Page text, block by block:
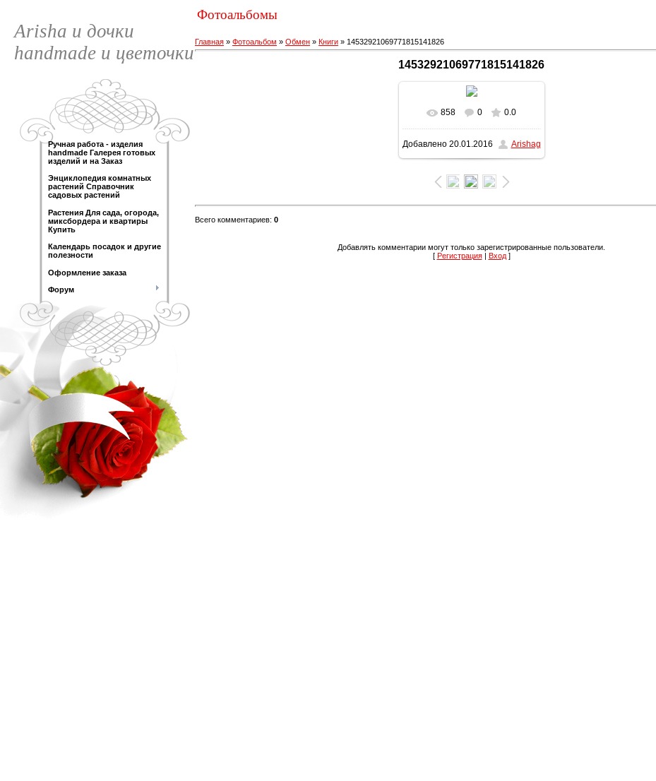
Arisha и дочки
handmade и цветочки
Ручная работа - изделия
handmade Галерея готовых
изделий и на Заказ
Энциклопедия комнатных
растений Справочник
садовых растений
Растения Для сада, огорода,
миксбордера и квартиры
Купить
Календарь посадок и другие
полезности
Оформление заказа
Форум
Фотоальбомы
Главная » Фотоальбом » Обмен » Книги » 14532921069771815141826
14532921069771815141826
В реальном размере
899x1600/ 166.7Kb
858 0 0.0
Добавлено20.01.2016 Arishag
Всего комментариев: 0
Добавлять комментарии могут только зарегистрированные пользователи.
[ Регистрация| Вход]